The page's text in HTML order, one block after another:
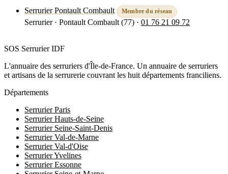
Serrurier Pontault Combault
Membre du réseau
Serrurier · Pontault Combault (77) · 01 76 21 09 72
SOS SerrurierIDF
L'annuaire des serruriers d'Île-de-France. Un annuaire de serruriers
et artisans de la serrurerie couvrant les huit départements franciliens.
Départements
Serrurier Paris
Serrurier Hauts-de-Seine
Serrurier Seine-Saint-Denis
Serrurier Val-de-Marne
Serrurier Val-d'Oise
Serrurier Yvelines
Serrurier Essonne